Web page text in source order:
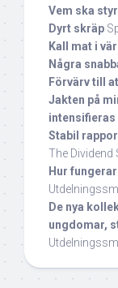
Vem ska
Dyrt skräp
Kall mat i
Några
Förvärv till
Jakten på
intensifieras
Stabil
The Dividend
Hur
De nya
ungdomar,